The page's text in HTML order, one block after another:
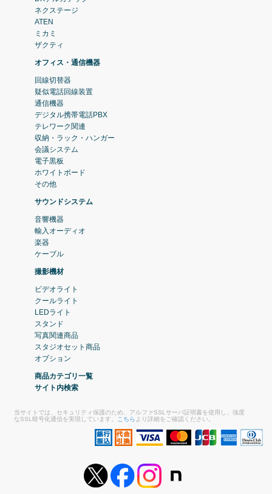
ネクステージ
ATEN
ミカミ
ザクティ
オフィス・通信機器
回線切替器
疑似電話回線装置
通信機器
デジタル携帯電話PBX
テレワーク関連
収納・ラック・ハンガー
会議システム
電子黒板
ホワイトボード
その他
サウンドシステム
音響機器
輸入オーディオ
楽器
ケーブル
撮影機材
ビデオライト
クールライト
LEDライト
スタンド
写真関連商品
スタジオセット商品
オプション
商品カテゴリ一覧
サイト内検索
当サイトでは、セキュリティ保護のため、アルファSSLサーバ証明書を使用し、強度
なSSL暗号化通信を実現しています。
こちら より詳細をご確認ください。